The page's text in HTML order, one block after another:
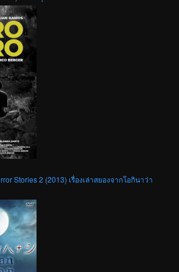
Stories 2 (2013) เรื่องเล่าสยองจากโอกินาว่า